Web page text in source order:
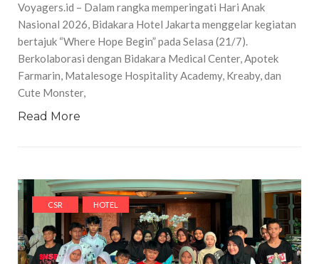
Voyagers.id – Dalam rangka memperingati Hari Anak
Nasional 2026, Bidakara Hotel Jakarta menggelar kegiatan
bertajuk “Where Hope Begin” pada Selasa (21/7).
Berkolaborasi dengan Bidakara Medical Center, Apotek
Farmarin, Matalesoge Hospitality Academy, Kreaby, dan
Cute Monster,
Read More
CSR HOTEL